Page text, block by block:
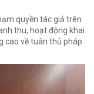
quyền tác giả trên
thu, hoạt động khai
cao về tuân thủ pháp